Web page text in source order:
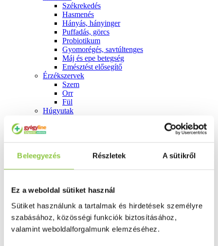
Beleegyezés Részletek A sütikről
Ez a weboldal sütiket használ
Sütiket használunk a tartalmak és hirdetések személyre
szabásához, közösségi funkciók biztosításához,
valamint weboldalforgalmunk elemzéséhez.
Székrekedés
Hasmenés
Hányás, hányinger
Puffadás, görcs
Probiotikum
Gyomorégés, savtúltenges
Máj és epe betegség
Emésztést elősegítő
Érzékszervek
Szem
Orr
Fül
Húgyutak
Fogamzásgátlás, síkosítók, potencia
Inkontinencia
Prosztata
Szív és érrrendszer
Aranyér
Visszér
Koleszterinszint csökkentők, omega 3